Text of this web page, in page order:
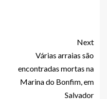
Next
Várias arraias são
encontradas mortas na
Marina do Bonfim, em
Salvador